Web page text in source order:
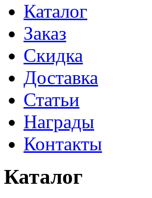
Каталог
Заказ
Скидка
Доставка
Статьи
Награды
Контакты
Каталог